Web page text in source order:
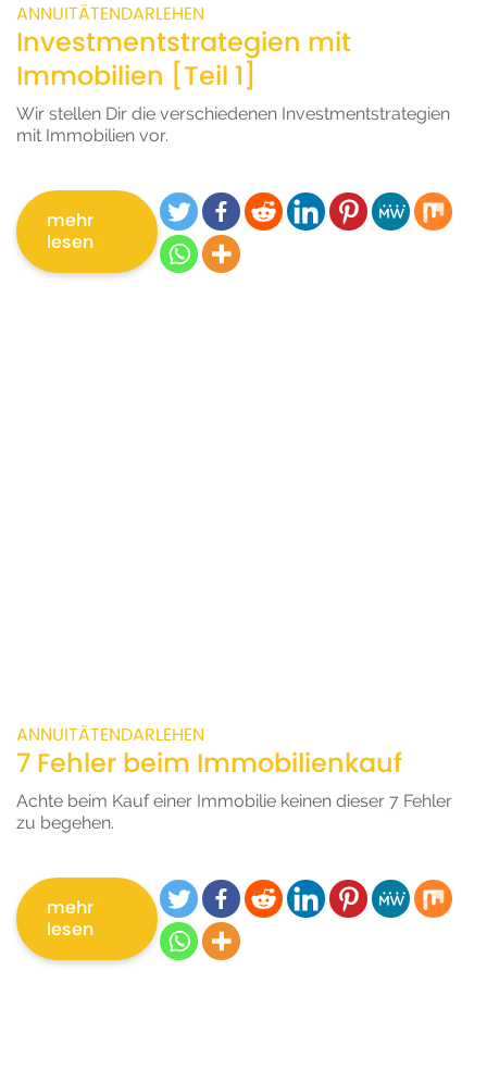
ANNUITÄTENDARLEHEN
Investmentstrategien mit
Immobilien [Teil 1]
Wir stellen Dir die verschiedenen Investmentstrategien
mit Immobilien vor.
mehr
lesen
ANNUITÄTENDARLEHEN
7 Fehler beim Immobilienkauf
Achte beim Kauf einer Immobilie keinen dieser 7 Fehler
zu begehen.
mehr
lesen